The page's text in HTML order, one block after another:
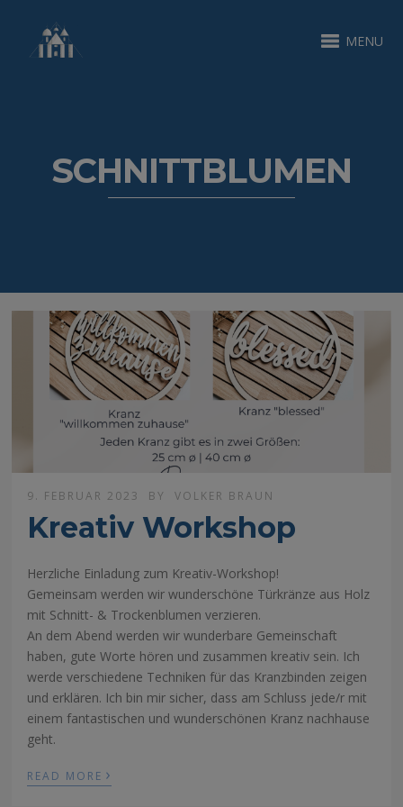
MENU
SCHNITTBLUMEN
9. FEBRUAR 2023 BY VOLKER BRAUN
Kreativ Workshop
Herzliche Einladung zum Kreativ-Workshop!
Gemeinsam werden wir wunderschöne Türkränze aus Holz
mit Schnitt- & Trockenblumen verzieren.
An dem Abend werden wir wunderbare Gemeinschaft
haben, gute Worte hören und zusammen kreativ sein. Ich
werde verschiedene Techniken für das Kranzbinden zeigen
und erklären. Ich bin mir sicher, dass am Schluss jede/r mit
einem fantastischen und wunderschönen Kranz nachhause
geht.
READ MORE ›